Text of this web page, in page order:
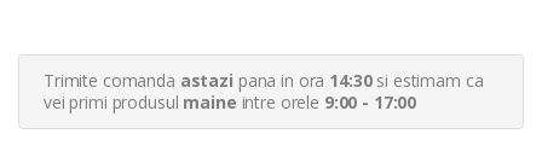
r
i
Trimite comanda astazi pana in ora 14:30si estimam ca
vei primi produsul maine intre orele 9:00 - 17:00